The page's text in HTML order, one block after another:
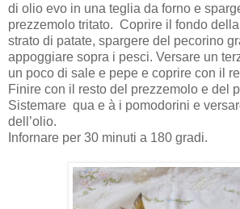
di olio evo in una teglia da forno e
prezzemolo tritato. Coprire il fondo
strato di patate, spargere del pecorino
appoggiare sopra i pesci. Versare un
un poco di sale e pepe e coprire con il
Finire con il resto del prezzemolo e del
Sistemare qua e à i pomodorini e
dell’olio.
Infornare per 30 minuti a 180 gradi.